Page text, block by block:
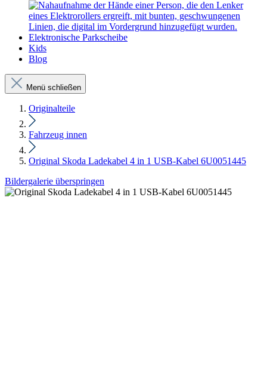
Elektronische Parkscheibe
Kids
Blog
Menü schließen
Originalteile
Fahrzeug innen
Original Skoda Ladekabel 4 in 1 USB-Kabel 6U0051445
Bildergalerie überspringen